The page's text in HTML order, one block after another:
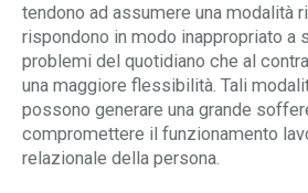
tendono ad assumere una modalità
rispondono in modo inappropriato a
problemi del quotidiano che al
una maggiore flessibilità. Tali
possono generare una grande
compromettere il funzionamento
relazionale della persona.